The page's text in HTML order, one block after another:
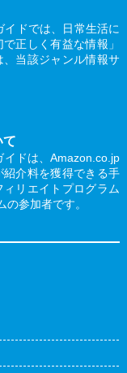
ドでは、日常生活に
正しく有益な情報」
当該ジャンル情報サ
て
イドは、Amazon.co.jp
介料を獲得できる手
リエイトプログラム
参加者です。